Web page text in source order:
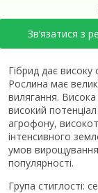
Зв’язатися з
Гібрид дає високу
Рослина має
вилягання. Висока
високий
агрофону,
інтенсивного
умов
популярності.
Група стиглості: